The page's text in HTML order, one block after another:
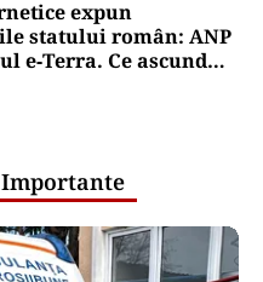
expun
statului român: ANP
e‑Terra. Ce ascund